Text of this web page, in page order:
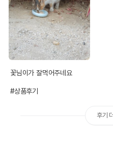
품명 및 모델명
법에 의한 인증,허가 등을
받았음을 확인할수 있는
경우 그에 대한 사항
제조국 또는 원산지
제조자,수입품의 경우
수입자를 함께 표기
꽃님이가 잘먹어주네요
#상품후기
후기